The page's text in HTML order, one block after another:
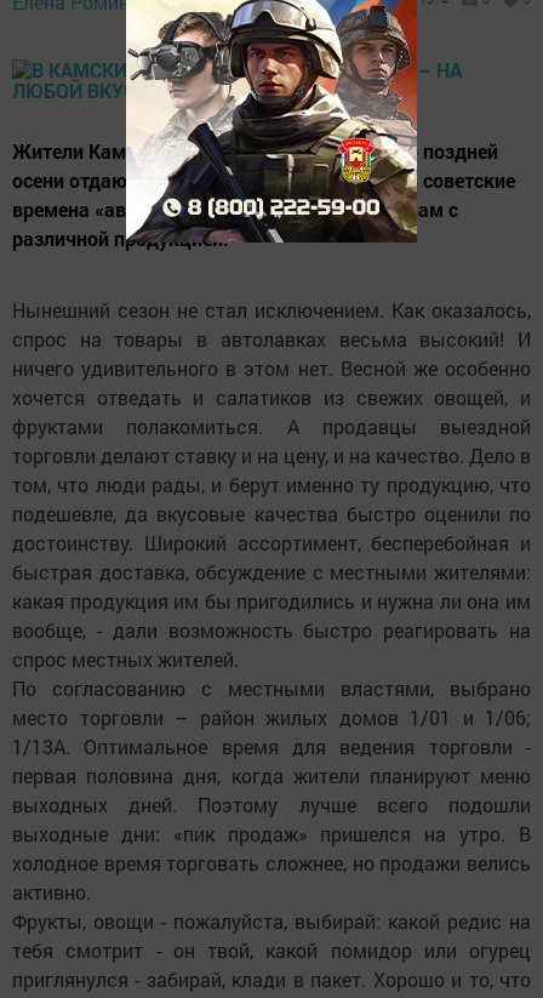
Жители Камских Полян с ранней весны и до поздней
осени отдают предпочтение, называемым в советские
времена «автолавкам» - приезжим магазинам с
различной продукцией.
Нынешний сезон не стал исключением. Как оказалось,
спрос на товары в автолавках весьма высокий! И
ничего удивительного в этом нет. Весной же особенно
хочется отведать и салатиков из свежих овощей, и
фруктами полакомиться. А продавцы выездной
торговли делают ставку и на цену, и на качество. Дело в
том, что люди рады, и берут именно ту продукцию, что
подешевле, да вкусовые качества быстро оценили по
достоинству. Широкий ассортимент, бесперебойная и
быстрая доставка, обсуждение с местными жителями:
какая продукция им бы пригодились и нужна ли она им
вообще, - дали возможность быстро реагировать на
спрос местных жителей.
По согласованию с местными властями, выбрано
место торговли – район жилых домов 1/01 и 1/06;
1/13А. Оптимальное время для ведения торговли -
первая половина дня, когда жители планируют меню
выходных дней. Поэтому лучше всего подошли
выходные дни: «пик продаж» пришелся на утро. В
холодное время торговать сложнее, но продажи велись
активно.
Фрукты, овощи - пожалуйста, выбирай: какой редис на
тебя смотрит - он твой, какой помидор или огурец
приглянулся - забирай, клади в пакет. Хорошо и то, что